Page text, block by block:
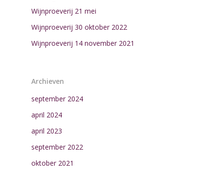
Wijnproeverij 21 mei
Wijnproeverij 30 oktober 2022
Wijnproeverij 14 november 2021
Archieven
september 2024
april 2024
april 2023
september 2022
oktober 2021